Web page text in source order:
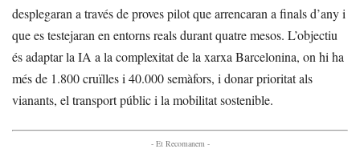
desplegaran a través de proves pilot que arrencaran a finals d’any i
que es testejaran en entorns reals durant quatre mesos. L’objectiu
és adaptar la IA a la complexitat de la xarxa Barcelonina, on hi ha
més de 1.800 cruïlles i 40.000 semàfors, i donar prioritat als
vianants, el transport públic i la mobilitat sostenible.
- Et Recomanem -